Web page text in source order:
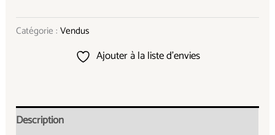
Catégorie :Vendus
Ajouter à la liste d’envies
Description